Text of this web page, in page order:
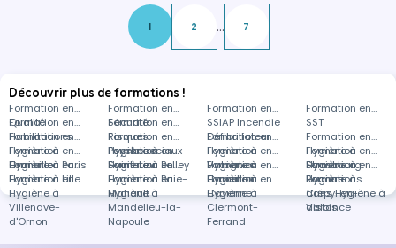
1 2 ... 7
Découvrir plus de formations !
Formation en
Qualité
Formation en
Sécurité
Formation en
SSIAP Incendie
Défibrillateur
Formation en
SST
Formation en
Habilitations
Formation en
Risques
Psychosociaux
Formation en
Hygiène à
Granville
Formation en
Hygiène à
Saint-Leu
Formation en
Hygiène à
Valognes
Formation en
Hygiène à
Strasbourg
Formation en
Hygiène à Paris
Formation en
Hygiène à Belley
Formation en
Hygiène à
Cavaillon
Formation en
Hygiène à
Roanne
Formation en
Hygiène à Lille
Formation en
Hygiène à Baie-
Mahault
Formation en
Hygiène à
Cayenne
Formation en
Hygiène à
Crépy-en-
Valois
Formation en
Hygiène à
Villenave-
d'Ornon
Formation en
Hygiène à
Mandelieu-la-
Napoule
Formation en
Hygiène à
Clermont-
Ferrand
Formations
dans Hygiène à
distance